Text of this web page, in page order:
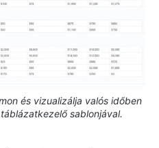
és vizualizálja valós időben
sablonjával.